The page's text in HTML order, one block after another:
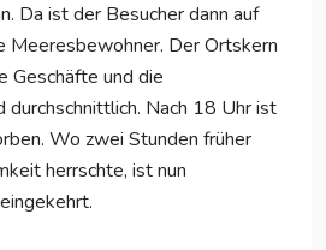
Da ist der Besucher dann auf
Meeresbewohner. Der Ortskern
Geschäfte und die
durchschnittlich. Nach 18 Uhr ist
Wo zwei Stunden früher
herrschte, ist nun